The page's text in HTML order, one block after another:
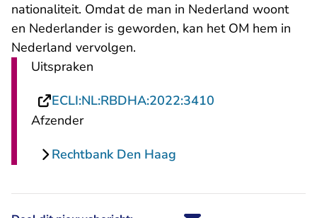
nationaliteit. Omdat de man in Nederland woont
en Nederlander is geworden, kan het OM hem in
Nederland vervolgen.
Uitspraken
ECLI:NL:RBDHA:2022:3410
Afzender
Rechtbank Den Haag